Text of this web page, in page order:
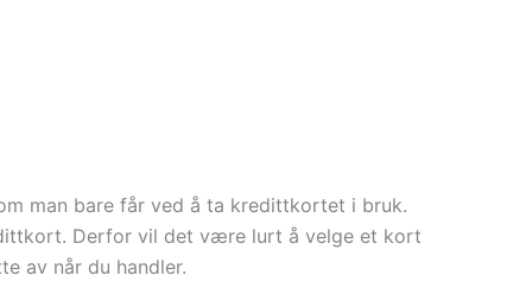
man bare får ved å ta kredittkortet i bruk.
Derfor vil det være lurt å velge et kort
av når du handler.